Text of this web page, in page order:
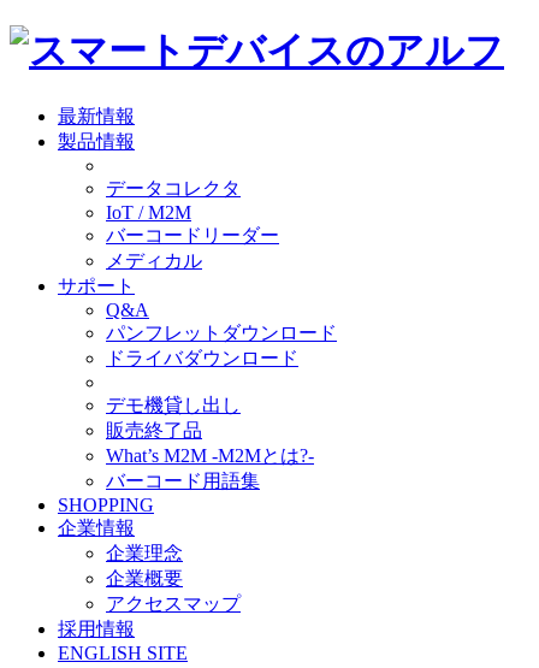
最新情報
製品情報
データコレクタ
IoT / M2M
バーコードリーダー
メディカル
サポート
Q&A
パンフレットダウンロード
ドライバダウンロード
デモ機貸し出し
販売終了品
What’s M2M -M2Mとは?-
バーコード用語集
SHOPPING
企業情報
企業理念
企業概要
アクセスマップ
採用情報
ENGLISH SITE